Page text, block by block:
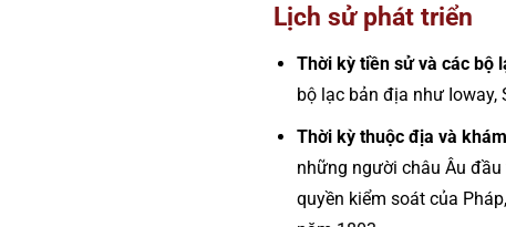
Lịch sử phát triển
Thời kỳ tiền sử và các bộ
bộ lạc bản địa như Ioway,
Thời kỳ thuộc địa và
những người châu Âu
quyền kiểm soát của